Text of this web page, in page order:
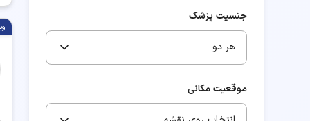
جنسیت پزشک
هر دو
موقعیت مکانی